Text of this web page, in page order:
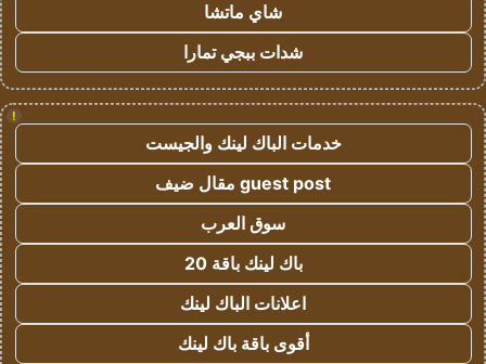
شاي ماتشا
شدات ببجي تمارا
!
خدمات الباك لينك والجيست
guest post مقال ضيف
سوق العرب
باك لينك باقة 20
اعلانات الباك لينك
أقوى باقة باك لينك